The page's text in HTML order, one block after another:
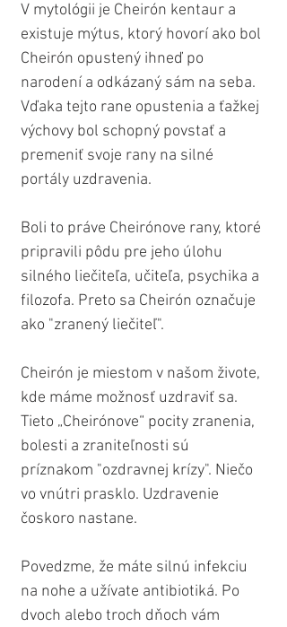
V mytológii je Cheirón kentaur a
existuje mýtus, ktorý hovorí ako bol
Cheirón opustený ihneď po
narodení a odkázaný sám na seba.
Vďaka tejto rane opustenia a ťažkej
výchovy bol schopný povstať a
premeniť svoje rany na silné
portály uzdravenia.
Boli to práve Cheirónove rany, ktoré
pripravili pôdu pre jeho úlohu
silného liečiteľa, učiteľa, psychika a
filozofa. Preto sa Cheirón označuje
ako "zranený liečiteľ".
Cheirón je miestom v našom živote,
kde máme možnosť uzdraviť sa.
Tieto „Cheirónove“ pocity zranenia,
bolesti a zraniteľnosti sú
príznakom "ozdravnej krízy". Niečo
vo vnútri prasklo. Uzdravenie
čoskoro nastane.
Povedzme, že máte silnú infekciu
na nohe a užívate antibiotiká. Po
dvoch alebo troch dňoch vám